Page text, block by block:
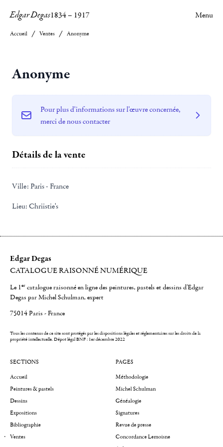
Edgar Degas1834– 1917 Menu
Accueil Ventes Anonyme
Anonyme
Pour plus d'informations sur l'œuvre concernée,
merci de nous contacter
Détails de la vente
Ville: Paris - France
Lieu: Chriistie's
Edgar Degas
CATALOGUE RAISONNÉ NUMÉRIQUE
Le 1er catalogue raisonné en ligne des peintures, pastels et dessins d'Edgar
Degas par Michel Schulman, expert
75014 Paris - France
Tous les contenus de ce site sont protégés par les dispositions légales et réglementaires sur les droits de la
propriété intellectuelle.Dépot légal BNF : 1er décembre 2022
SECTIONS
Accueil
Peintures & pastels
Dessins
Expositions
Bibliographie
Ventes
PAGES
Méthodologie
Michel Schulman
Généalogie
Signatures
Revue de presse
Concordance Lemoisne